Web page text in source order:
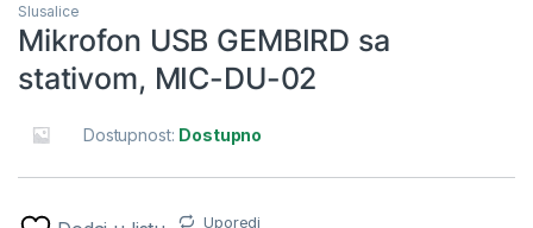
Slusalice
Mikrofon USB GEMBIRD sa
stativom, MIC-DU-02
Dostupnost: Dostupno
Uporedi